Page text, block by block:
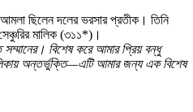
আমলা ছিলেন দলের ভরসার প্রতীক। তিনি
মালিক (৩১১*)।
বিশেষ করে আমার প্রিয় বন্ধু
অন্তর্ভুক্তি—এটি আমার জন্য এক বিশেষ